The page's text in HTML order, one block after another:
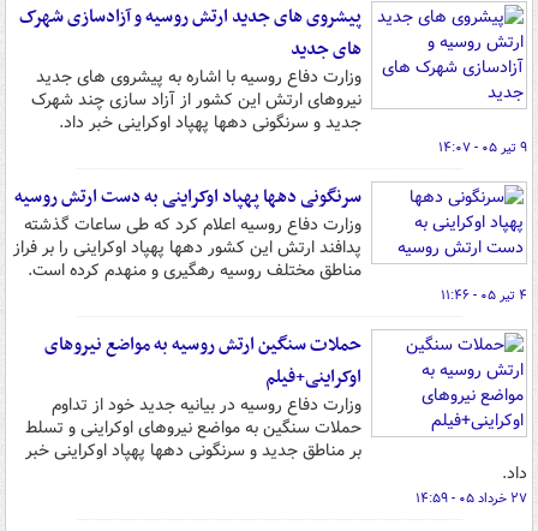
پیشروی های جدید ارتش روسیه و آزادسازی شهرک
های جدید
وزارت دفاع روسیه با اشاره به پیشروی های جدید
نیروهای ارتش این کشور از آزاد سازی چند شهرک
جدید و سرنگونی دهها پهپاد اوکراینی خبر داد.
۹ تیر ۰۵ - ۱۴:۰۷
سرنگونی دهها پهپاد اوکراینی به دست ارتش روسیه
وزارت دفاع روسیه اعلام کرد که طی ساعات گذشته
پدافند ارتش این کشور دهها پهپاد اوکراینی را بر فراز
مناطق مختلف روسیه رهگیری و منهدم کرده است.
۴ تیر ۰۵ - ۱۱:۴۶
حملات سنگین ارتش روسیه به مواضع نیروهای
اوکراینی+فیلم
وزارت دفاع روسیه در بیانیه جدید خود از تداوم
حملات سنگین به مواضع نیروهای اوکراینی و تسلط
بر مناطق جدید و سرنگونی دهها پهپاد اوکراینی خبر
داد.
۲۷ خرداد ۰۵ - ۱۴:۵۹